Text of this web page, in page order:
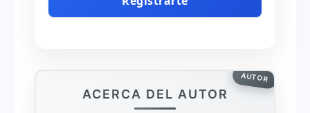
AUTOR
ACERCA DEL AUTOR